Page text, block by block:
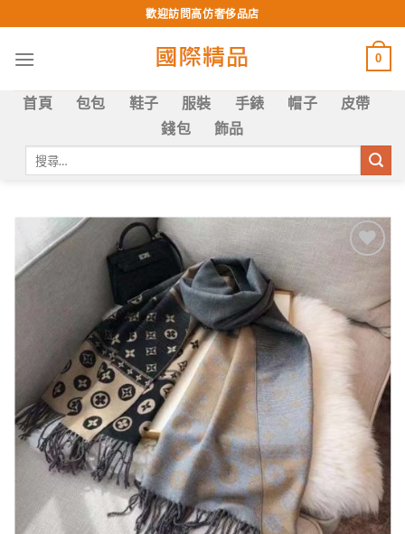
to
content
歡迎訪問高仿奢侈品店
0
首頁 包包 鞋子 服裝 手錶 帽子
皮帶
錢包
飾品
Add to